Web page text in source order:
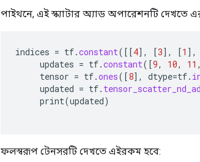
পাইথনে, এই স্ক্যাটার অ্যাড অপারেশনটি দেখতে
indices = tf.constant( [[4] , [3] , [1 ] ,
updates = tf.constant( [9, 10, 11 ,
tensor = tf.ones( [8] , dtype=tf.
updated = tf.
print(updated)
ফলস্বরূপ টেনসরটি দেখতে এইরকম হবে: